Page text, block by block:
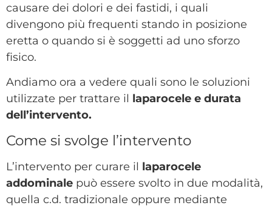
causare dei dolori e dei fastidi, i quali
divengono più frequenti stando in posizione
eretta o quando si è soggetti ad uno sforzo
fisico.
Andiamo ora a vedere quali sono le soluzioni
utilizzate per trattare il laparocele e durata
dell’intervento.
Come si svolge l’intervento
L’intervento per curare il laparocele
addominale può essere svolto in due modalità,
quella c.d. tradizionale oppure mediante